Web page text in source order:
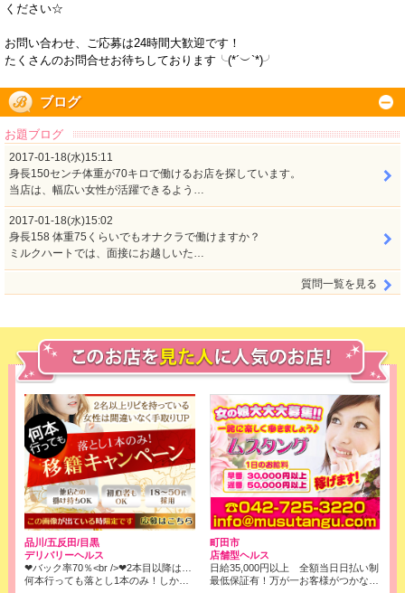
ください☆
お問い合わせ、ご応募は24時間大歓迎です！
たくさんのお問合せお待ちしております╰(*´︶`*)╯
ブログ
お題ブログ
2017-01-18(水)15:11
身長150センチ体重が70キロで働けるお店を探しています。
当店は、幅広い女性が活躍できるよう…
2017-01-18(水)15:02
身長158 体重75くらいでもオナクラで働けますか？
ミルクハートでは、面接にお越しいた…
質問一覧を見る
品川/五反田/目黒
デリバリーヘルス
町田市
店舗型ヘルス
日給35,000円以上 全額当日日払い制